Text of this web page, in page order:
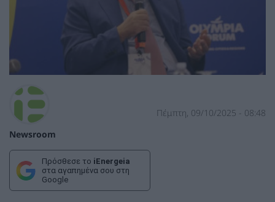
Newsroom
Πέμπτη, 09/10/2025 - 08:48
Πρόσθεσε το iEnergeia
στα αγαπημένα σου στη
Google